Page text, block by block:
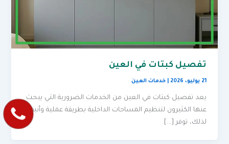
تفصيل كبتات في العين
21 يوليو، 2026 |خدمات العين
يعد تفصيل كبتات في العين من الخدمات الضرورية التي يبحث
عنها الكثيرون لتنظيم المساحات الداخلية بطريقة عملية وأنيقة.
لذلك، توفر […]